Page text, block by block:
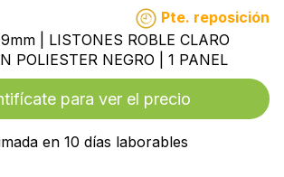
Pte. reposición
| LISTONES ROBLE CLARO
POLIESTER NEGRO | 1 PANEL
para ver el precio
en 10 días laborables